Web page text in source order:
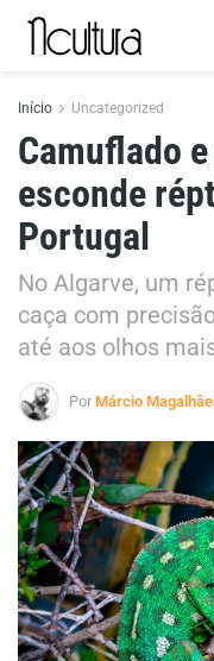
Início Uncategorized
Camuflado
esconde
Portugal
No Algarve, um
caça com
até aos olhos
Por Márcio